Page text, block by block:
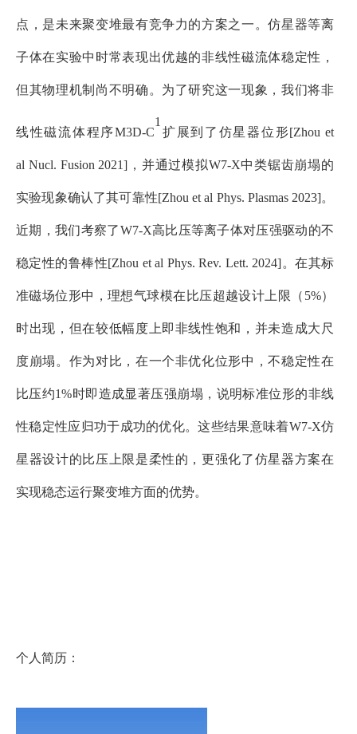
点，是未来聚变堆最有竞争力的方案之一 。仿星器等离
子体在实验中 时常表现出优越的非线性磁流体稳定性 ，
但其物理机制 尚不明确 。为了研究这一现象 ，我们将非
线性磁流体程序M3D-C
1
扩展到了仿星器位形[Zhou et
al Nucl. Fusion 2021] ，并通过模拟W7-X中类锯齿崩塌的
实验现象确认了其可靠性[Zhou et al Phys. Plasmas 2023]。
近期，我们考察了W7-X高比压等离子体对压强驱动的不
稳定性的鲁棒性[Zhou et al Phys. Rev. Lett. 2024]。在其标
准磁场位形中，理想气球模在比压超越设计上限（ 5%）
时出现 ， 但在较低幅度上即非线性饱和， 并未造成大尺
度崩塌 。 作为对比，在一个非优化位形中，不稳定性在
比压约1%时即造成显著压强崩塌，说明标准位形的非线
性稳定性应归功于成功的优化。这些结果意味着W7-X仿
星器设计的比压上限是柔性的，更强化了仿星器方案在
实现稳态运行聚变堆方面的优势。
个人简历：